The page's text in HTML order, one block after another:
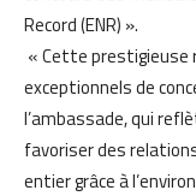
Record (ENR) ».
« Cette prestigieuse
exceptionnels de
l’ambassade, qui
favoriser des
entier grâce à